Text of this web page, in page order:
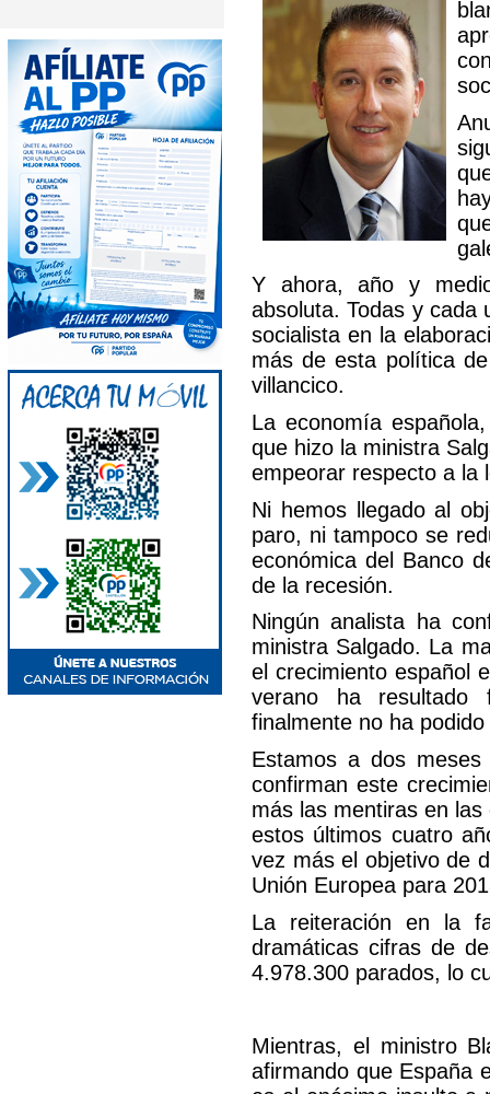
Y ahora, año y
absoluta. Todas y cada
socialista en la
más de esta política
villancico.
La economía
que hizo la ministra
empeorar respecto a la
Ni hemos llegado al
paro, ni tampoco se
económica del Banco
de la recesión.
Ningún analista ha
ministra Salgado. La
el crecimiento español
verano ha resultado
finalmente no ha
Estamos a dos
confirman este
más las mentiras en
estos últimos cuatro
vez más el objetivo de
Unión Europea para
La reiteración en la
dramáticas cifras de
4.978.300 parados, lo
Mientras, el ministro
afirmando que España